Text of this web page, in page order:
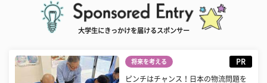
大学生にきっかけを届けるスポンサー
将来を考える PR
ピンチはチャンス！日本の物流問題を